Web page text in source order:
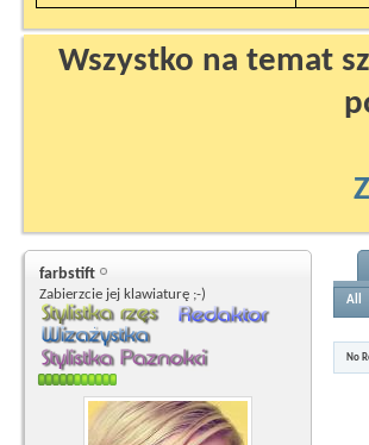
Wszystko na temat
farbstift
Zabierzcie jej klawiaturę ;-) All
No